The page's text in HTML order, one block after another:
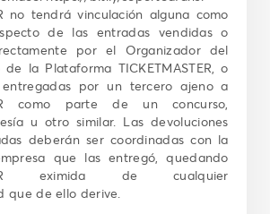
no tendrá vinculación alguna como
de las entradas vendidas o
por el Organizador del
la Plataforma TICKETMASTER, o
por un tercero ajeno a
como parte de un concurso,
u otro similar. Las devoluciones
deberán ser coordinadas con la
que las entregó, quedando
eximida de cualquier
que de ello derive.